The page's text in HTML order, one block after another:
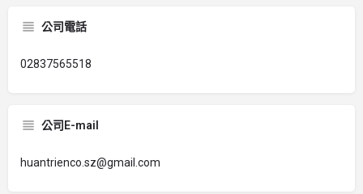
公司電話
02837565518
公司E-mail
huantrienco.sz@gmail.com